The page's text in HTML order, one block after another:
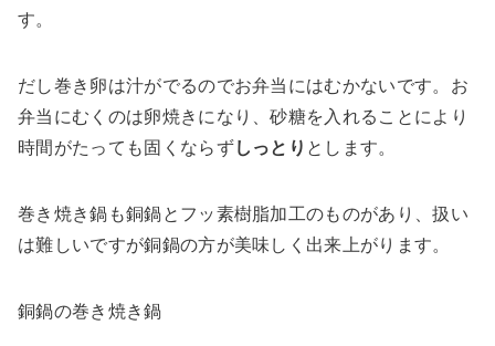
す。
だし巻き卵は汁がでるのでお弁当にはむかないです。お
弁当にむくのは卵焼きになり、砂糖を入れることにより
時間がたっても固くならずしっとり とします。
巻き焼き鍋も銅鍋とフッ素樹脂加工のものがあり、扱い
は難しいですが銅鍋の方が美味しく出来上がります。
銅鍋の巻き焼き鍋